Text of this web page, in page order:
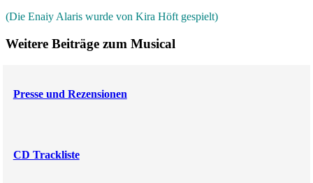
(Die Enaiy Alaris wurde von Kira Höft gespielt)
Weitere Beiträge zum Musical
Presse und Rezensionen
CD Trackliste